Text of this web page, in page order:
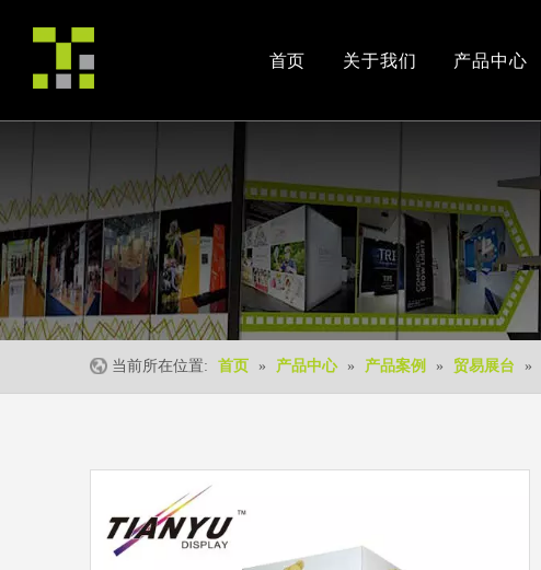
首页 关于我们 产品中心
当前所在位置: 首页 » 产品中心 » 产品案例 » 贸易展台 »